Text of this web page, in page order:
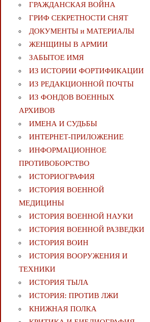
ГРАЖДАНСКАЯ ВОЙНА
ГРИФ СЕКРЕТНОСТИ СНЯТ
ДОКУМЕНТЫ и МАТЕРИАЛЫ
ЖЕНЩИНЫ В АРМИИ
ЗАБЫТОЕ ИМЯ
ИЗ ИСТОРИИ ФОРТИФИКАЦИИ
ИЗ РЕДАКЦИОННОЙ ПОЧТЫ
ИЗ ФОНДОВ ВОЕННЫХ
АРХИВОВ
ИМЕНА И СУДЬБЫ
ИНТЕРНЕТ-ПРИЛОЖЕНИЕ
ИНФОРМАЦИОННОЕ
ПРОТИВОБОРСТВО
ИСТОРИОГРАФИЯ
ИСТОРИЯ ВОЕННОЙ
МЕДИЦИНЫ
ИСТОРИЯ ВОЕННОЙ НАУКИ
ИСТОРИЯ ВОЕННОЙ РАЗВЕДКИ
ИСТОРИЯ ВОИН
ИСТОРИЯ ВООРУЖЕНИЯ И
ТЕХНИКИ
ИСТОРИЯ ТЫЛА
ИСТОРИЯ: ПРОТИВ ЛЖИ
КНИЖНАЯ ПОЛКА